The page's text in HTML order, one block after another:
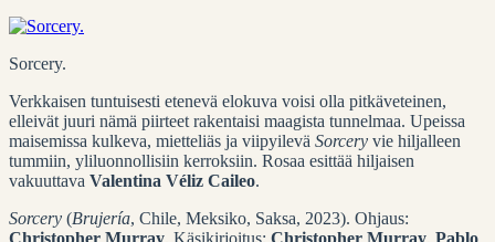
Sorcery.
Verkkaisen tuntuisesti etenevä elokuva voisi olla pitkäveteinen,
elleivät juuri nämä piirteet rakentaisi maagista tunnelmaa. Upeissa
maisemissa kulkeva, mietteliäs ja viipyilevä Sorcery vie hiljalleen
tummiin, yliluonnollisiin kerroksiin. Rosaa esittää hiljaisen
vakuuttava Valentina Véliz Caileo.
Sorcery (Brujería, Chile, Meksiko, Saksa, 2023). Ohjaus: